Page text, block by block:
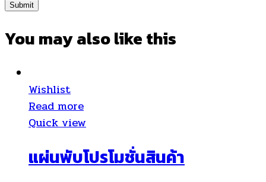
You may alsolike this
Wishlist
Read more
Quick view
แผ่นพับโปรโมชั่นสินค้า